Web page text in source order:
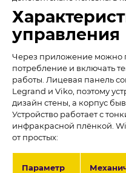
управления
Через приложение можно
потребление и включать
работы. Лицевая панель
Legrand и Viko, поэтому
дизайн стены, а корпус
Устройство работает с
инфракрасной плёнкой.
от простых:
Параметр